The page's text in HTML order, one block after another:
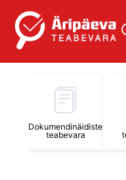
Dokumendinäidiste
teabevara